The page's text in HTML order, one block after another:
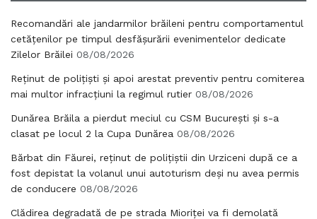
Recomandări ale jandarmilor brăileni pentru comportamentul
cetățenilor pe timpul desfășurării evenimentelor dedicate
Zilelor Brăilei 08/08/2026
Reținut de polițiști și apoi arestat preventiv pentru comiterea
mai multor infracțiuni la regimul rutier 08/08/2026
Dunărea Brăila a pierdut meciul cu CSM București și s-a
clasat pe locul 2 la Cupa Dunărea 08/08/2026
Bărbat din Făurei, reținut de polițiștii din Urziceni după ce a
fost depistat la volanul unui autoturism deși nu avea permis
de conducere 08/08/2026
Clădirea degradată de pe strada Mioriței va fi demolată